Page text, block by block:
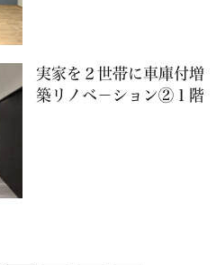
実家を２世帯に車庫付増
築リノベ－ション②１階